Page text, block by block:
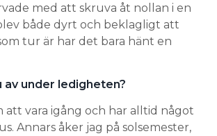
med att skruva åt nollan i en
både dyrt och beklagligt att
tur är har det bara hänt en
av under ledigheten?
att vara igång och har alltid något
Annars åker jag på solsemester,